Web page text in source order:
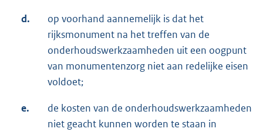
d.
op voorhand aannemelijk is dat het
rijksmonument na het treffen van de
onderhoudswerkzaamheden uit een oogpunt
van monumentenzorg niet aan redelijke eisen
voldoet;
e.
de kosten van de onderhoudswerkzaamheden
niet geacht kunnen worden te staan in